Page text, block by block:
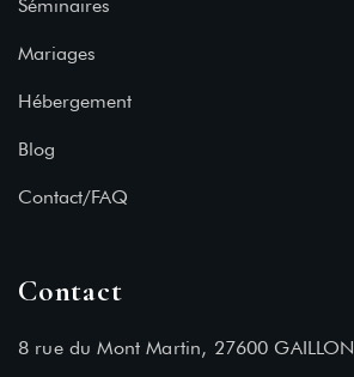
Séminaires
Mariages
Hébergement
Blog
Contact/FAQ
Contact
8 rue du Mont Martin, 27600 GAILLON